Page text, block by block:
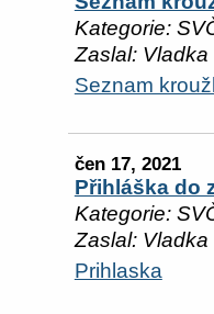
Kategorie:
Zaslal: Vladka
Seznam
čen 17, 2021
Přihláška do
Kategorie:
Zaslal: Vladka
Prihlaska